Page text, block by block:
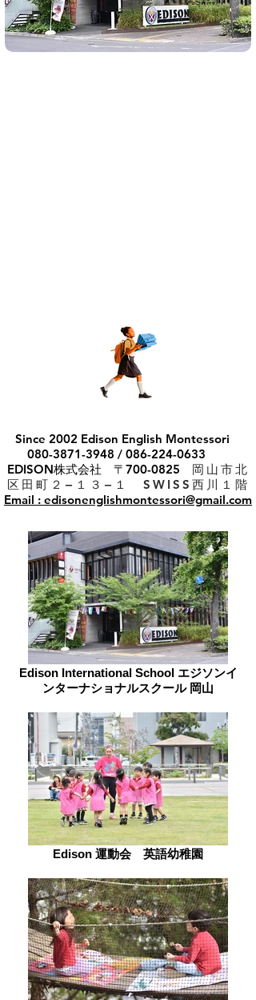
Since 2002 Edison English Montessori
080-3871-3948 / 086-224-0633
EDISON株式会社 〒700-0825 岡山市北
区田町２−１３−１ SWISS西川１階
Email : edisonenglishmontessori@gmail.com
Edison International School エジソンイ
ンターナショナルスクール 岡山
Edison 運動会 英語幼稚園